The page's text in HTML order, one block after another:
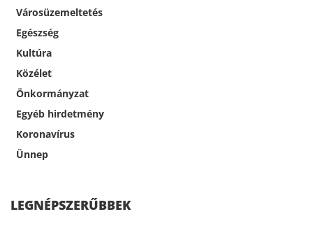
Városüzemeltetés
Egészség
Kultúra
Közélet
Önkormányzat
Egyéb hirdetmény
Koronavírus
Ünnep
LEGNÉPSZERŰBBEK